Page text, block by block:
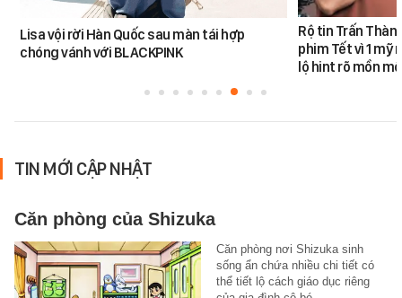
Lisa vội rời Hàn Quốc sau màn tái hợp
chóng vánh với BLACKPINK
Rộ tin Trấn
phim Tết vì 1 mỹ
lộ hint rõ mồn
TIN MỚI CẬP NHẬT
Căn phòng của Shizuka
Căn phòng nơi Shizuka sinh
sống ẩn chứa nhiều chi tiết có
thể tiết lộ cách giáo dục riêng